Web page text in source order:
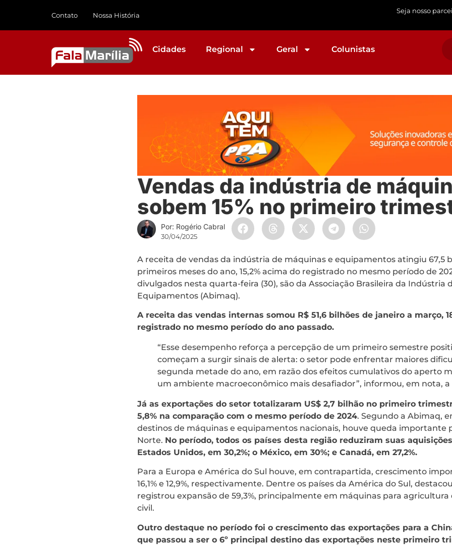
Contato Nossa História
Seja nosso
Cidades Regional Geral Colunistas
Vendas da indústria de
sobem 15% no primeiro
Por: Rogério Cabral
30/04/2025
A receita de vendas da indústria de máquinas e equipamentos atingiu 67,5
primeiros meses do ano, 15,2% acima do registrado no mesmo período de
divulgados nesta quarta-feira (30), são da Associação Brasileira da Indústria
Equipamentos (Abimaq).
A receita das vendas internas somou R$ 51,6 bilhões de janeiro a março,
registrado no mesmo período do ano passado.
“Esse desempenho reforça a percepção de um primeiro semestre
começam a surgir sinais de alerta: o setor pode enfrentar maiores
segunda metade do ano, em razão dos efeitos cumulativos do aperto
um ambiente macroeconômico mais desafiador”, informou, em nota,
Já as exportações do setor totalizaram US$ 2,7 bilhão no primeiro
5,8% na comparação com o mesmo período de 2024. Segundo a Abimaq,
destinos de máquinas e equipamentos nacionais, houve queda importante
Norte. No período, todos os países desta região reduziram suas
Estados Unidos, em 30,2%; o México, em 30%; e Canadá, em 27,2%.
Para a Europa e América do Sul houve, em contrapartida, crescimento
16,1% e 12,9%, respectivamente. Dentre os países da América do Sul,
registrou expansão de 59,3%, principalmente em máquinas para agricultura
civil.
Outro destaque no período foi o crescimento das exportações para a
que passou a ser o 6º principal destino das exportações neste primeiro